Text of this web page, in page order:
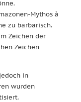
Mythos à
zu barbarisch.
Zeichen der
Zeichen
in
wurden